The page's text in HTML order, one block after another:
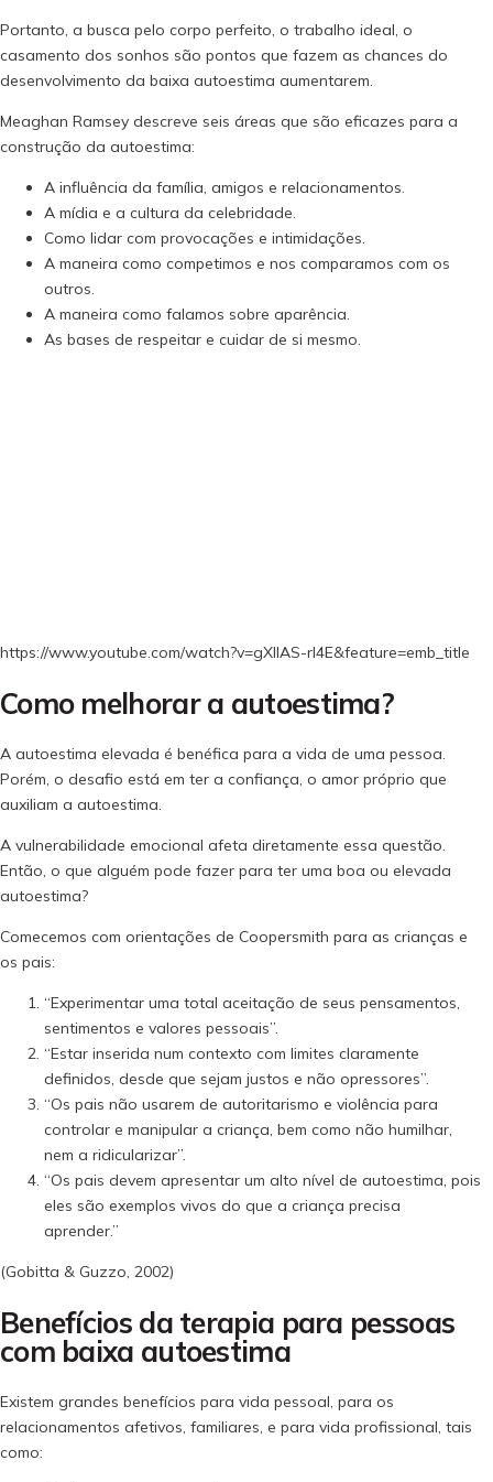
Portanto, a busca pelo corpo perfeito, o trabalho ideal, o
casamento dos sonhos são pontos que fazem as chances do
desenvolvimento da baixa autoestima aumentarem.
Meaghan Ramsey descreve seis áreas que são eficazes para a
construção da autoestima:
A influência da família, amigos e relacionamentos.
A mídia e a cultura da celebridade.
Como lidar com provocações e intimidações.
A maneira como competimos e nos comparamos com os
outros.
A maneira como falamos sobre aparência.
As bases de respeitar e cuidar de si mesmo.
https://www.youtube.com/watch?v=gXlIAS-rI4E&feature=emb_title
Como melhorar a autoestima?
A autoestima elevada é benéfica para a vida de uma pessoa.
Porém, o desafio está em ter a confiança, o amor próprio que
auxiliam a autoestima.
A vulnerabilidade emocional afeta diretamente essa questão.
Então, o que alguém pode fazer para ter uma boa ou elevada
autoestima?
Comecemos com orientações de Coopersmith para as crianças e
os pais:
“Experimentar uma total aceitação de seus pensamentos,
sentimentos e valores pessoais”.
“Estar inserida num contexto com limites claramente
definidos, desde que sejam justos e não opressores”.
“Os pais não usarem de autoritarismo e violência para
controlar e manipular a criança, bem como não humilhar,
nem a ridicularizar”.
“Os pais devem apresentar um alto nível de autoestima, pois
eles são exemplos vivos do que a criança precisa
aprender.”
(Gobitta & Guzzo, 2002)
Benefícios da terapia para pessoas
com baixa autoestima
Existem grandes benefícios para vida pessoal, para os
relacionamentos afetivos, familiares, e para vida profissional, tais
como: